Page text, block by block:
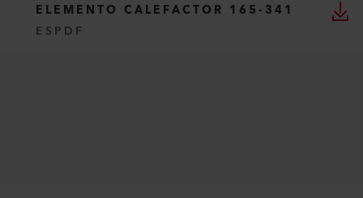
ELEMENTO CALEFACTOR 165-341
ES PDF